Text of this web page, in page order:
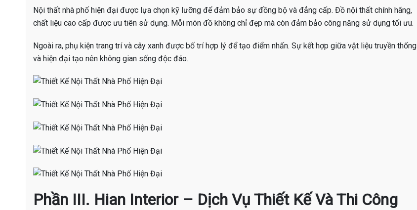
Nội thất nhà phố hiện đại được lựa chọn kỹ lưỡng để đảm bảo sự đồng bộ và đẳng cấp. Đồ nội thất chính hãng,
chất liệu cao cấp được ưu tiên sử dụng. Mỗi món đồ không chỉ đẹp mà còn đảm bảo công năng sử dụng tối ưu.
Ngoài ra, phụ kiện trang trí và cây xanh được bố trí hợp lý để tạo điểm nhấn. Sự kết hợp giữa vật liệu truyền thống
và hiện đại tạo nên không gian sống độc đáo.
Phần III. Hian Interior – Dịch Vụ Thiết Kế Và Thi Công